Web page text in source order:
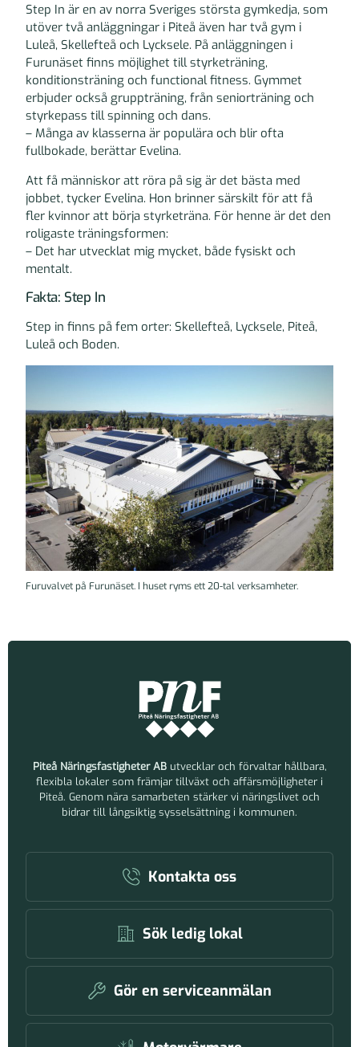
Step In är en av norra Sveriges största gymkedja, som
utöver två anläggningar i Piteå även har två gym i
Luleå, Skellefteå och Lycksele. På anläggningen i
Furunäset finns möjlighet till styrketräning,
konditionsträning och functional fitness. Gymmet
erbjuder också gruppträning, från seniorträning och
styrkepass till spinning och dans.
– Många av klasserna är populära och blir ofta
fullbokade, berättar Evelina.
Att få människor att röra på sig är det bästa med
jobbet, tycker Evelina. Hon brinner särskilt för att få
fler kvinnor att börja styrketräna. För henne är det den
roligaste träningsformen:
– Det har utvecklat mig mycket, både fysiskt och
mentalt.
Fakta: Step In
Step in finns på fem orter: Skellefteå, Lycksele, Piteå,
Luleå och Boden.
Furuvalvet på Furunäset. I huset ryms ett 20-tal verksamheter.
Piteå Näringsfastigheter AButvecklar och förvaltar hållbara,
flexibla lokaler som främjar tillväxt och affärsmöjligheter i
Piteå. Genom nära samarbeten stärker vi näringslivet och
bidrar till långsiktig sysselsättning i kommunen.
Kontakta oss
Sök ledig lokal
Gör en serviceanmälan